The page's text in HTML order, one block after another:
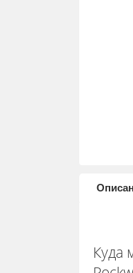
Куда